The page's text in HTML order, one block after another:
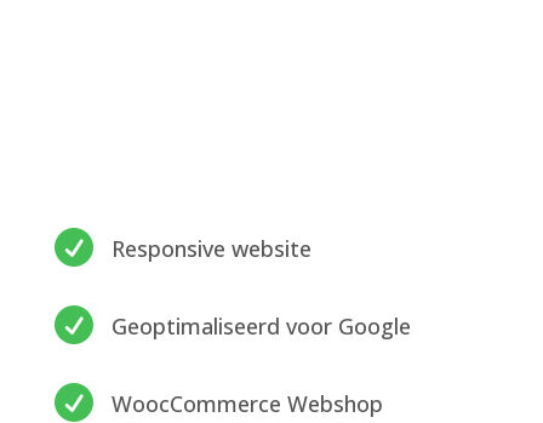
 Responsive website
 Geoptimaliseerd voor Google
 WoocCommerce Webshop